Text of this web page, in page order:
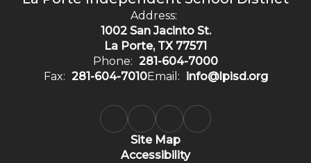
Address:
1002 San Jacinto St.
La Porte, TX 77571
Phone: 281-604-7000
Fax: 281-604-7010Email: info@lpisd.org
Site Map
Accessibility